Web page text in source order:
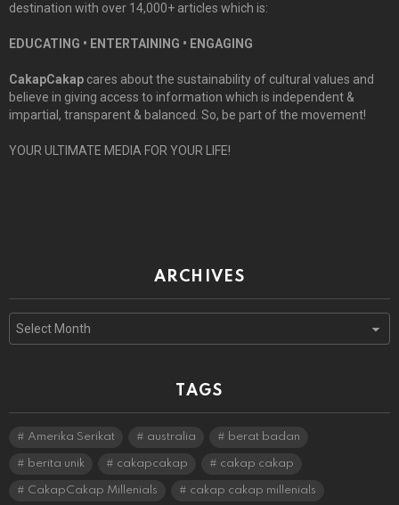
destination with over 14,000+ articles which is:
EDUCATING • ENTERTAINING • ENGAGING
CakapCakap cares about the sustainability of cultural values and
believe in giving access to information which is independent &
impartial, transparent & balanced. So, be part of the movement!
YOUR ULTIMATE MEDIA FOR YOUR LIFE!
ARCHIVES
TAGS
Amerika Serikat australia berat badan
berita unik cakapcakap cakap cakap
CakapCakap Millenials cakap cakap millenials